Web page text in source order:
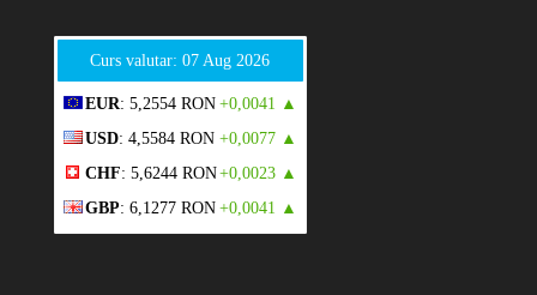
Curs valutar: 07 Aug 2026
EUR: 5,2554 RON +0,0041 ▲
USD: 4,5584 RON +0,0077 ▲
CHF: 5,6244 RON+0,0023 ▲
GBP: 6,1277 RON +0,0041 ▲